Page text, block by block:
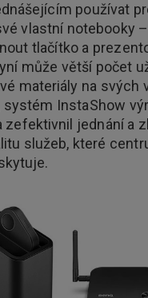
používat
vlastní notebooky
tlačítko a
může větší počet
materiály na svých
systém InstaShow
zefektivnil jednání a
služeb, které